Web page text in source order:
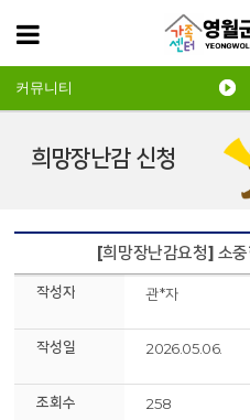
희망장난감 신청
커뮤니티
[희망장난감요청] 소
작성자 관*자
작성일 2026.05.06.
조회수 258